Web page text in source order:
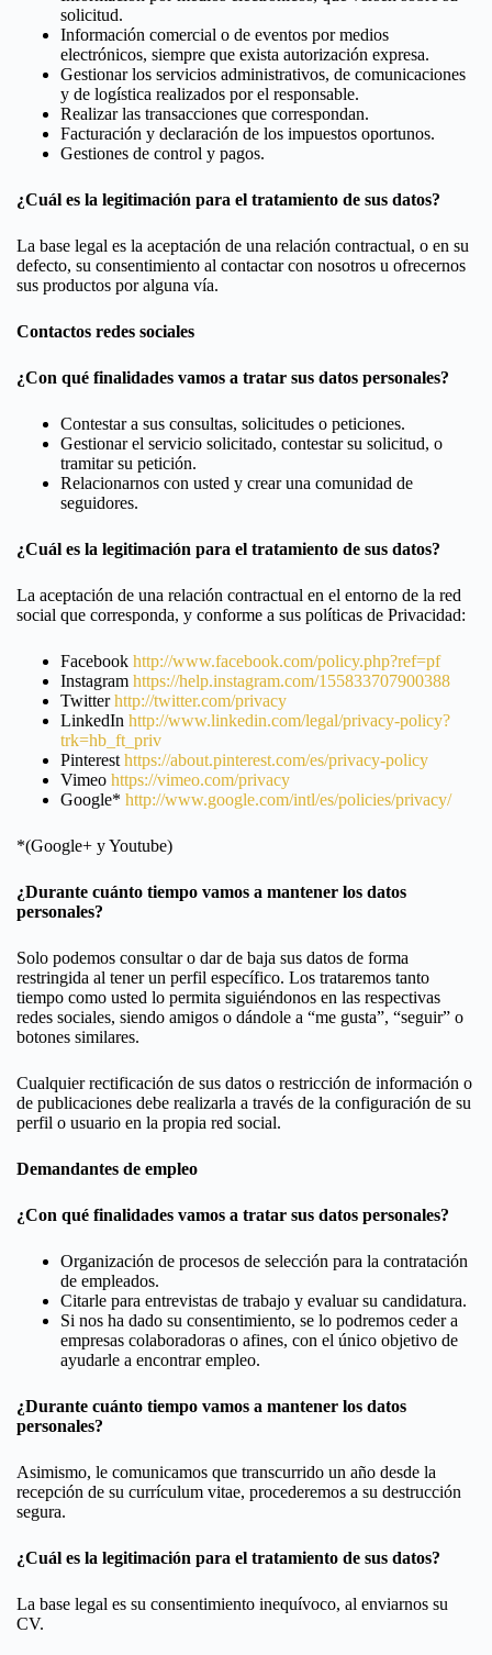
solicitud.
Información comercial o de eventos por medios
electrónicos, siempre que exista autorización expresa.
Gestionar los servicios administrativos, de comunicaciones
y de logística realizados por el responsable.
Realizar las transacciones que correspondan.
Facturación y declaración de los impuestos oportunos.
Gestiones de control y pagos.
¿Cuál es la legitimación para el tratamiento de sus datos?
La base legal es la aceptación de una relación contractual, o en su
defecto, su consentimiento al contactar con nosotros u ofrecernos
sus productos por alguna vía.
Contactos redes sociales
¿Con qué finalidades vamos a tratar sus datos personales?
Contestar a sus consultas, solicitudes o peticiones.
Gestionar el servicio solicitado, contestar su solicitud, o
tramitar su petición.
Relacionarnos con usted y crear una comunidad de
seguidores.
¿Cuál es la legitimación para el tratamiento de sus datos?
La aceptación de una relación contractual en el entorno de la red
social que corresponda, y conforme a sus políticas de Privacidad:
Facebook http://www.facebook.com/policy.php?ref=pf
Instagram https://help.instagram.com/155833707900388
Twitterhttp://twitter.com/privacy
LinkedIn http://www.linkedin.com/legal/privacy-policy?
trk=hb_ft_priv
Pinterest https://about.pinterest.com/es/privacy-policy
Vimeo https://vimeo.com/privacy
Google* http://www.google.com/intl/es/policies/privacy/
*(Google+ y Youtube)
¿Durante cuánto tiempo vamos a mantener los datos
personales?
Solo podemos consultar o dar de baja sus datos de forma
restringida al tener un perfil específico. Los trataremos tanto
tiempo como usted lo permita siguiéndonos en las respectivas
redes sociales, siendo amigos o dándole a “me gusta”, “seguir” o
botones similares.
Cualquier rectificación de sus datos o restricción de información o
de publicaciones debe realizarla a través de la configuración de su
perfil o usuario en la propia red social.
Demandantes de empleo
¿Con qué finalidades vamos a tratar sus datos personales?
Organización de procesos de selección para la contratación
de empleados.
Citarle para entrevistas de trabajo y evaluar su candidatura.
Si nos ha dado su consentimiento, se lo podremos ceder a
empresas colaboradoras o afines, con el único objetivo de
ayudarle a encontrar empleo.
¿Durante cuánto tiempo vamos a mantener los datos
personales?
Asimismo, le comunicamos que transcurrido un año desde la
recepción de su currículum vitae, procederemos a su destrucción
segura.
¿Cuál es la legitimación para el tratamiento de sus datos?
La base legal es su consentimiento inequívoco, al enviarnos su
CV.